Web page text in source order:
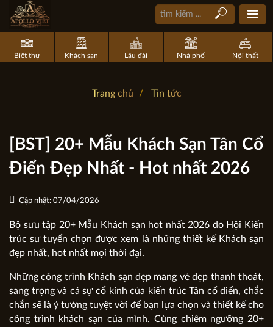
Biệt thự Khách sạn Lâu đài Nhà phố Nội thất
Trang chủ Tin tức
[BST] 20+ Mẫu Khách Sạn Tân Cổ
Điển Đẹp Nhất - Hot nhất 2026
Cập nhật: 07/04/2026
Bộ sưu tập 20+ Mẫu Khách sạn hot nhất 2026 do Hội Kiến
trúc sư tuyển chọn được xem là những thiết kế Khách sạn
đẹp nhất, hot nhất mọi thời đại.
Những công trình Khách sạn đẹp mang vẻ đẹp thanh thoát,
sang trọng và cả sự cổ kính của kiến trúc Tân cổ điển, chắc
chắn sẽ là ý tưởng tuyệt vời để bạn lựa chọn và thiết kế cho
công trình khách sạn của mình. Cùng chiêm ngưỡng 20+